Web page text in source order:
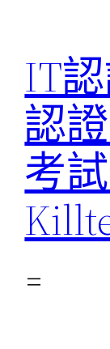
content
IT
認
考